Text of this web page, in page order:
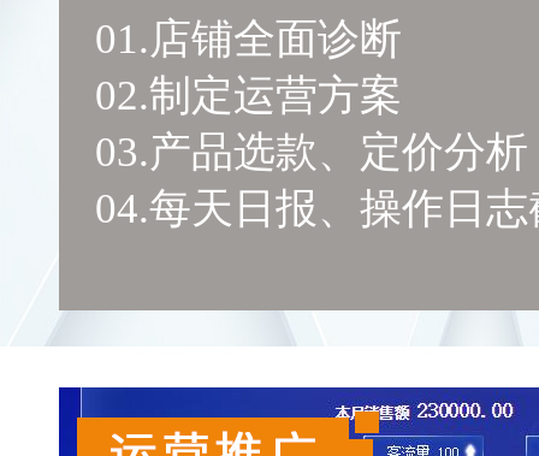
01.店铺全面诊断
02.制定运营方案
03.产品选款、定价分析
04.每天日报、操作日